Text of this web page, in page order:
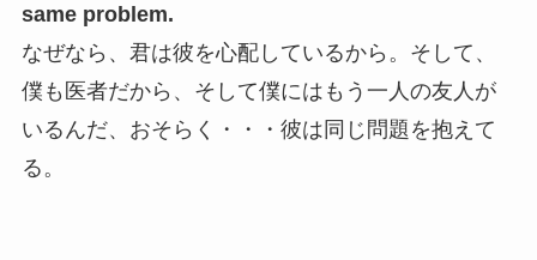
same problem.
なぜなら、君は彼を心配しているから。そして、
僕も医者だから、そして僕にはもう一人の友人が
いるんだ、おそらく・・・彼は同じ問題を抱えて
る。